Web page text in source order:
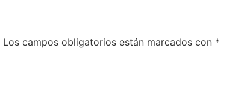
Los campos obligatorios están marcados con *